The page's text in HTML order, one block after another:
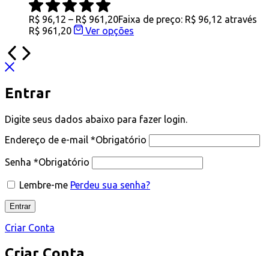
R$ 96,12 – R$ 961,20Faixa de preço: R$ 96,12 através
R$ 961,20
Ver opções
Entrar
Digite seus dados abaixo para fazer login.
Endereço de e-mail *Obrigatório
Senha *Obrigatório
Lembre-me Perdeu sua senha?
Entrar
Criar Conta